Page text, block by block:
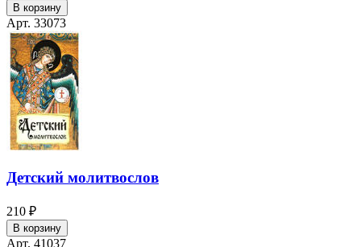
В корзину
Арт. 33073
Детский молитвослов
210 ₽
В корзину
Арт. 41037